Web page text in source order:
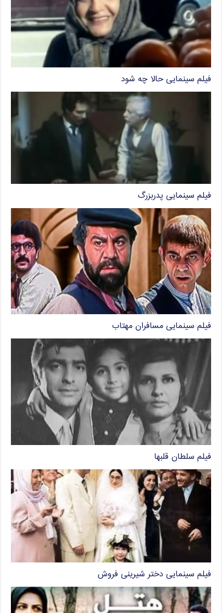
فیلم سینمایی حالا چه شود
فیلم سینمایی پدربزرگ
فیلم سینمایی مسافران مهتاب
فیلم سلطان قلبها
فیلم سینمایی دختر شیرینی فروش